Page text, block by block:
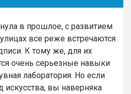
в прошлое, с развитием
все реже встречаются
К тому же, для их
очень серьезные навыки
лаборатория. Но если
искусства, вы наверняка